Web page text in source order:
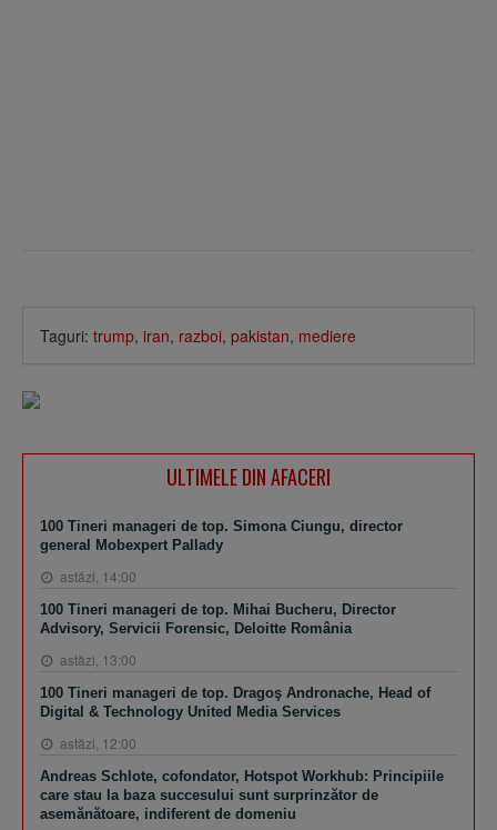
Taguri: trump, iran, razboi, pakistan, mediere
ULTIMELE DIN AFACERI
100 Tineri manageri de top. Simona Ciungu, director
general Mobexpert Pallady
astăzi, 14:00
100 Tineri manageri de top. Mihai Bucheru, Director
Advisory, Servicii Forensic, Deloitte România
astăzi, 13:00
100 Tineri manageri de top. Dragoş Andronache, Head of
Digital & Technology United Media Services
astăzi, 12:00
Andreas Schlote, cofondator, Hotspot Workhub: Principiile
care stau la baza succesului sunt surprinzător de
asemănătoare, indiferent de domeniu